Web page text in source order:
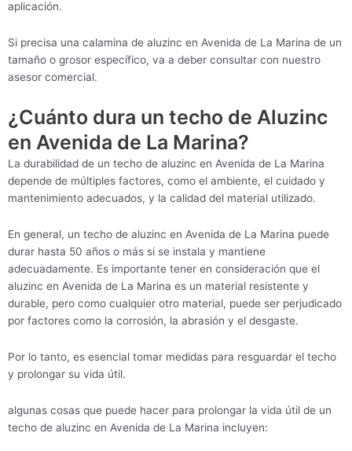
aplicación.
Si precisa una calamina de aluzinc en Avenida de La Marina de un
tamaño o grosor específico, va a deber consultar con nuestro
asesor comercial.
¿Cuánto dura un techo de Aluzinc
en Avenida de La Marina?
La durabilidad de un techo de aluzinc en Avenida de La Marina
depende de múltiples factores, como el ambiente, el cuidado y
mantenimiento adecuados, y la calidad del material utilizado.
En general, un techo de aluzinc en Avenida de La Marina puede
durar hasta 50 años o más si se instala y mantiene
adecuadamente. Es importante tener en consideración que el
aluzinc en Avenida de La Marina es un material resistente y
durable, pero como cualquier otro material, puede ser perjudicado
por factores como la corrosión, la abrasión y el desgaste.
Por lo tanto, es esencial tomar medidas para resguardar el techo
y prolongar su vida útil.
algunas cosas que puede hacer para prolongar la vida útil de un
techo de aluzinc en Avenida de La Marina incluyen: